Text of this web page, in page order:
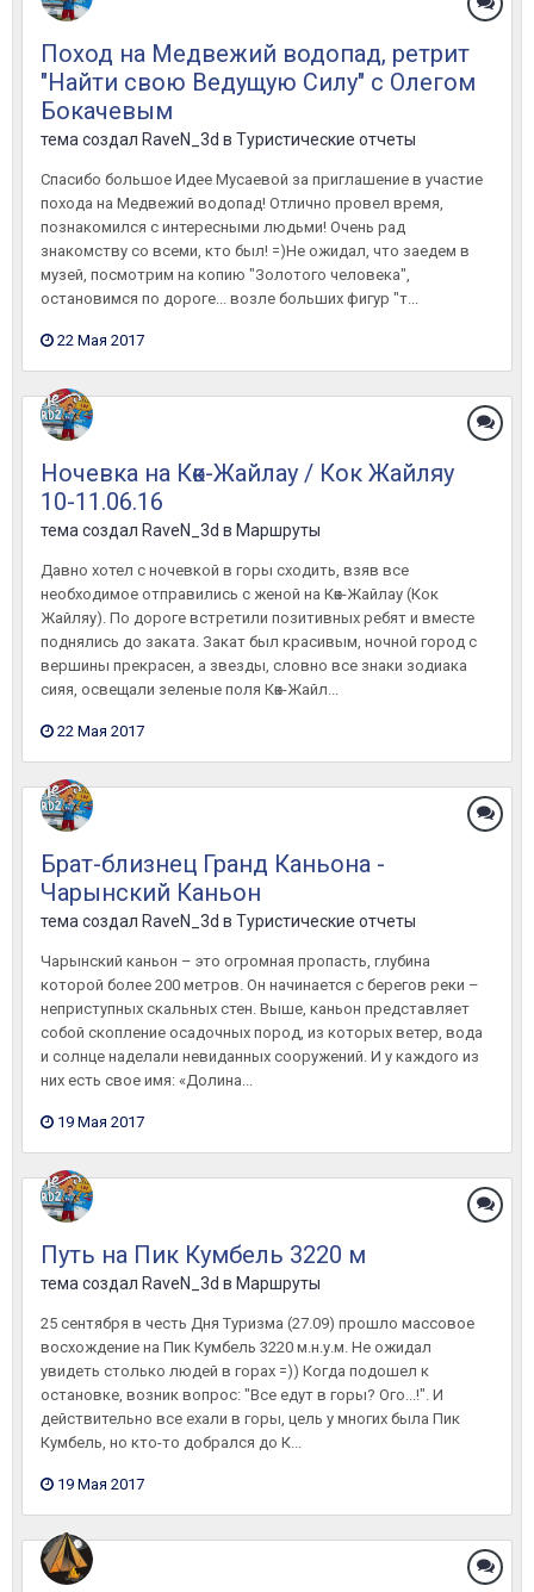
Поход на Медвежий водопад, ретрит
"Найти свою Ведущую Силу" с Олегом
Бокачевым
тема создал RaveN_3d в Туристические отчеты
Спасибо большое Идее Мусаевой за приглашение в участие
похода на Медвежий водопад! Отлично провел время,
познакомился с интересными людьми! Очень рад
знакомству со всеми, кто был! =)Не ожидал, что заедем в
музей, посмотрим на копию "Золотого человека",
остановимся по дороге... возле больших фигур "т...
22 Мая 2017
Ночевка на Көк-Жайлау / Кок Жайляу
10-11.06.16
тема создал RaveN_3d в Маршруты
Давно хотел с ночевкой в горы сходить, взяв все
необходимое отправились с женой на Көк-Жайлау (Кок
Жайляу). По дороге встретили позитивных ребят и вместе
поднялись до заката. Закат был красивым, ночной город с
вершины прекрасен, а звезды, словно все знаки зодиака
сияя, освещали зеленые поля Көк-Жайл...
22 Мая 2017
Брат-близнец Гранд Каньона -
Чарынский Каньон
тема создал RaveN_3d в Туристические отчеты
Чарынский каньон – это огромная пропасть, глубина
которой более 200 метров. Он начинается с берегов реки –
неприступных скальных стен. Выше, каньон представляет
собой скопление осадочных пород, из которых ветер, вода
и солнце наделали невиданных сооружений. И у каждого из
них есть свое имя: «Долина...
19 Мая 2017
Путь на Пик Кумбель 3220 м
тема создал RaveN_3d в Маршруты
25 сентября в честь Дня Туризма (27.09) прошло массовое
восхождение на Пик Кумбель 3220 м.н.у.м. Не ожидал
увидеть столько людей в горах =)) Когда подошел к
остановке, возник вопрос: "Все едут в горы? Ого...!". И
действительно все ехали в горы, цель у многих была Пик
Кумбель, но кто-то добрался до К...
19 Мая 2017